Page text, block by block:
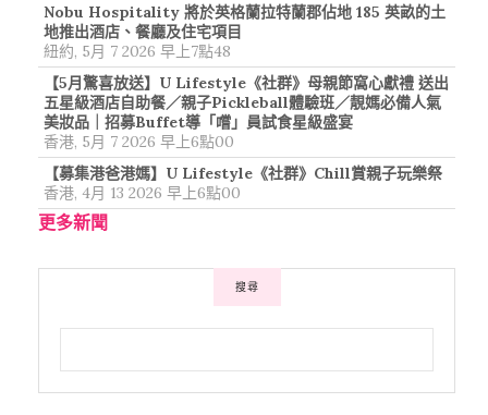
Nobu Hospitality 將於英格蘭拉特蘭郡佔地 185 英畝的土
地推出酒店、餐廳及住宅項目
紐約, 5月 7 2026 早上7點48
【5月驚喜放送】U Lifestyle《社群》母親節窩心獻禮 送出
五星級酒店自助餐／親子Pickleball體驗班／靚媽必備人氣
美妝品｜招募Buffet導「嚐」員試食星級盛宴
香港, 5月 7 2026 早上6點00
【募集港爸港媽】U Lifestyle《社群》Chill賞親子玩樂祭
香港, 4月 13 2026 早上6點00
更多新聞
搜尋